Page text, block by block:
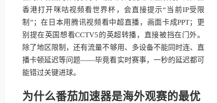
香港打开咪咕视频看世界杯，会直接提示“当前IP受限
制”；在日本用腾讯视频看中超直播，画面卡成PPT；更
别提在英国想看CCTV5的英超转播，直接被挡在门外。
除了地区限制，还有流量不够用、多设备不能同时连、直
播卡顿延迟等问题——毕竟看实时赛事，一秒的延迟都可
能错过关键进球。
为什么番茄加速器是海外观赛的最优